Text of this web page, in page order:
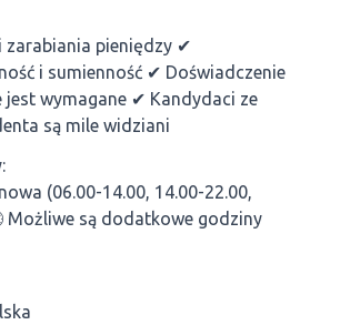
zarabiania pieniędzy ✔
i sumienność ✔ Doświadczenie
jest wymagane ✔ Kandydaci ze
są mile widziani
(06.00-14.00, 14.00-22.00,
Możliwe są dodatkowe godziny